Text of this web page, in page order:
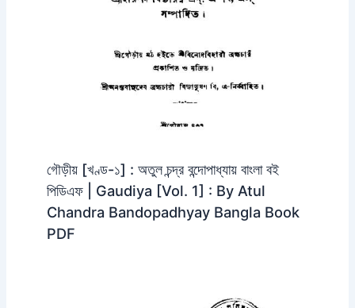
গৌড়ীয় [খণ্ড-১] : অতুল চন্দ্র বন্দোপাধ্যায় বাংলা বই
পিডিএফ | Gaudiya [Vol. 1] : By Atul
Chandra Bandopadhyay Bangla Book
PDF